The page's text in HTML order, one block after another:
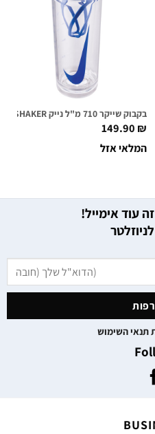
בקבוק שייקר 710 מ"ל נייק NIKE TR HYPERCHARGE SHAKER שקוף/כחול רויאל
149.90₪
המלאי אזל
עוד אימייל!
השימוש